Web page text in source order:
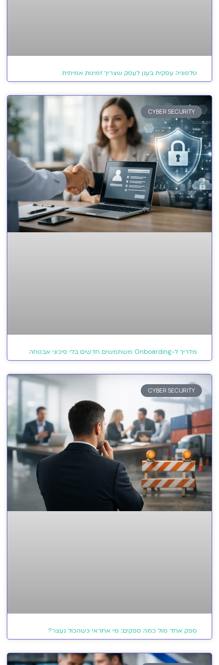
טלפוניה עסקית בענן לעסק שצריך זמינות אמיתית
CYBER SECURITY
מדריך ל-Onboarding משתמשים חדשים בלי סיכוני אבטחה
CYBER SECURITY
ספק אחד מול כמה ספקים: מי אחראי כשהכול נעצר?